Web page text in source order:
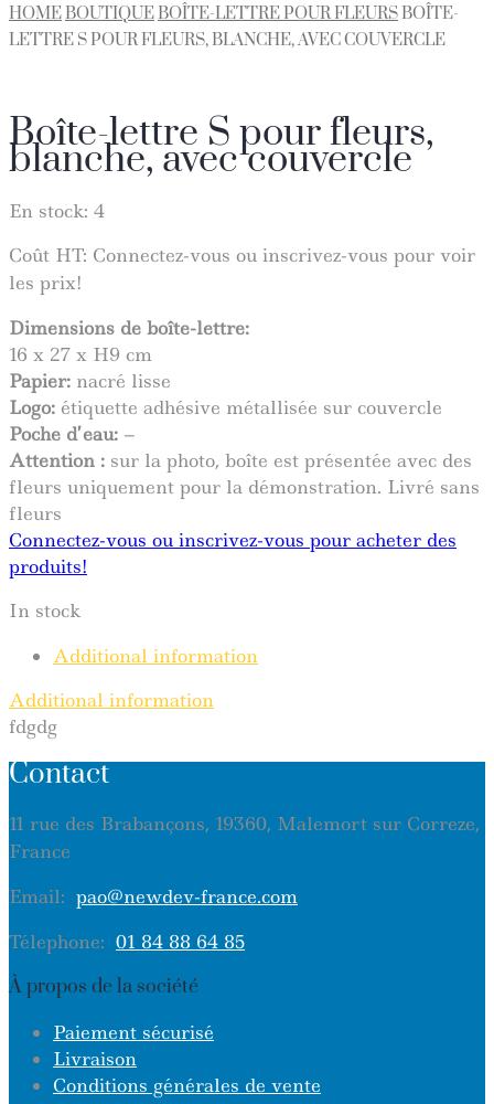
HOME BOUTIQUE BOÎTE-LETTRE POUR FLEURS BOÎTE-
LETTRE S POUR FLEURS, BLANCHE, AVEC COUVERCLE
Boîte-lettre S pour fleurs,
blanche, avec couvercle
En stock: 4
Coût HT: Connectez-vous ou inscrivez-vous pour voir
les prix!
Dimensions de boîte-lettre:
16 x 27 x H9 cm
Papier: nacré lisse
Logo: étiquette adhésive métallisée sur couvercle
Poche d’eau: –
Attention : sur la photo, boîte est présentée avec des
fleurs uniquement pour la démonstration. Livré sans
fleurs
Connectez-vous ou inscrivez-vous pour acheter des
produits!
In stock
Additional information
Additional information
fdgdg
Contact
11 rue des Brabançons, 19360, Malemort sur Correze,
France
Email: pao@newdev-france.com
Télephone: 01 84 88 64 85
À propos de la société
Paiement sécurisé
Livraison
Conditions générales de vente